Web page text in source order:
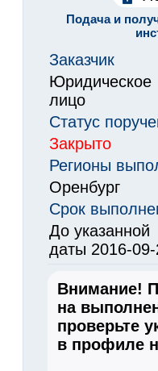
Подача и
Заказчик
Юридическое
лицо
Статус
Закрыто
Регионы
Оренбург
Срок
До указанной
даты 2016-
Внимание!
на
проверьте
в профиле